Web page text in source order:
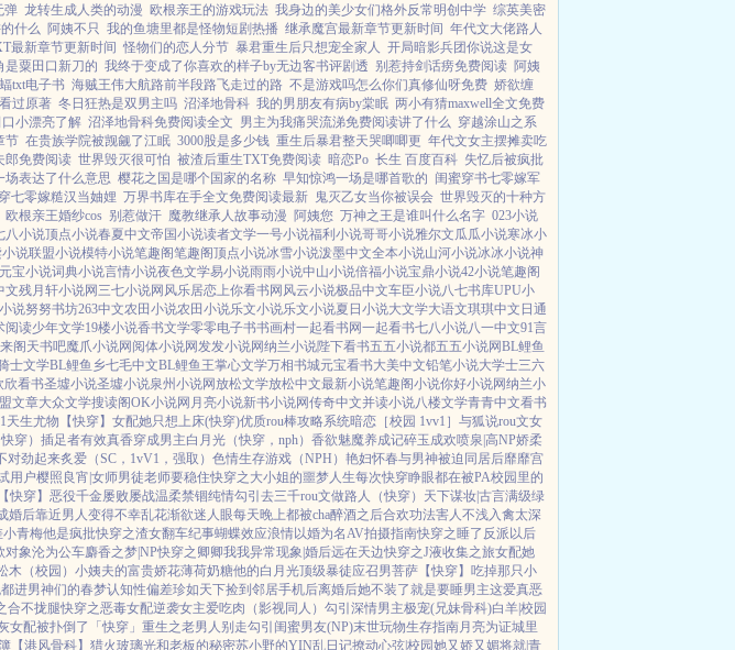
弹 龙转生成人类的动漫 欧根亲王的游戏玩法 我身边的美少女们格外反常明创中学 综英美密
什么 阿姨不只 我的鱼塘里都是怪物短剧热播 继承魔宫最新章节更新时间 年代文大佬路人
最新章节更新时间 怪物们的恋人分节 暴君重生后只想宠全家人 开局暗影兵团你说这是女
是粟田口新刀的 我终于变成了你喜欢的样子by无边客书评剧透 别惹持剑话痨免费阅读 阿姨
txt电子书 海贼王伟大航路前半段路飞走过的路 不是游戏吗怎么你们真修仙呀免费 娇欲缠
过原著 冬日狂热是双男主吗 沼泽地骨科 我的男朋友有病by棠眠 两小有猜maxwell全文免费
小漂亮了解 沼泽地骨科免费阅读全文 男主为我痛哭流涕免费阅读讲了什么 穿越涂山之系
节 在贵族学院被觊觎了江眠 3000股是多少钱 重生后暴君整天哭唧唧更 年代文女主摆摊卖吃
郎免费阅读 世界毁灭很可怕 被渣后重生TXT免费阅读 暗恋Po 长生 百度百科 失忆后被疯批
场表达了什么意思 樱花之国是哪个国家的名称 早知惊鸿一场是哪首歌的 闺蜜穿书七零嫁军
七零嫁糙汉当妯娌 万界书库在手全文免费阅读最新 鬼灭乙女当你被误会 世界毁灭的十种方
欧根亲王婚纱cos 别惹做汗 魔教继承人故事动漫 阿姨您 万神之王是谁叫什么名字 023小说
八小说顶点小说春夏中文帝国小说读者文学一号小说福利小说哥哥小说雅尔文瓜瓜小说寒冰小
说联盟小说模特小说笔趣阁笔趣阁顶点小说冰雪小说泼墨中文全本小说山河小说冰冰小说神
元宝小说词典小说言情小说夜色文学易小说雨雨小说中山小说倍福小说宝鼎小说42小说笔趣阁
文残月轩小说网 三七小说网 风乐居恋上你看书网 风云小说极品中文车臣小说八七书库UPU小
说努努书坊263中文农田小说农田小说乐文小说乐文小说夏日小说大文学大语文琪琪中文 日通
阅读少年文学19楼小说香书文学零零电子书书画村一起看书网一起看书七八小说八一中文91言
阁 天书吧魔爪小说网 阅体小说网发发小说网纳兰小说陛下看书五五小说都五五小说网BL鲤鱼
士文学BL鲤鱼乡七毛中文BL鲤鱼王掌心文学万相书城元宝看书大美中文铅笔小说大学士三六
欣看书圣墟小说圣墟小说泉州小说网放松文学放松中文最新小说笔趣阁小说你好小说网纳兰小
文章大众文学搜读阁OK小说网 月亮小说新书小说网传奇中文并读小说八楼文学青青中文看书
天生尤物【快穿】 女配她只想上床(快穿)优质rou棒攻略系统暗恋［校园 1vv1］ 与狐说rou文女
快穿）插足者有效真香穿成男主白月光（快穿，nph） 香欲魅魔养成记碎玉成欢喷泉|高NP娇柔
对劲起来炙爱（SC，1vV1，强取） 色情生存游戏（NPH） 艳妇怀春与男神被迫同居后靡靡宫
用户樱照良宵|女师男徒老师要稳住快穿之大小姐的噩梦人生每次快穿睁眼都在被PA校园里的
快穿】 恶役千金屡败屡战温柔禁锢纯情勾引 去三千rou文做路人（快穿） 天下谋妆|古言满级绿
婚后靠近男人变得不幸乱花渐欲迷人眼每天晚上都被cha醉酒之后合欢功法害人不浅入禽太深
小青梅他是疯批快穿之渣女翻车纪事蝴蝶效应浪情以婚为名AV拍摄指南快穿之睡了反派以后
对象沦为公车麝香之梦|NP快穿之卿卿我我异常现象|婚后远在天边快穿之J液收集之旅女配她
木（校园） 小姨夫的富贵娇花薄荷奶糖他的白月光顶级暴徒应召男菩萨 【快穿】吃掉那只小
进男神们的春梦认知性偏差珍如天下捡到邻居手机后离婚后她不装了就是要睡男主这爱真恶
合不拢腿快穿之恶毒女配逆袭女主爱吃肉 （影视同人）勾引深情男主极宠(兄妹骨科)白羊|校园
女配被扑倒了「快穿」 重生之老男人别走勾引闺蜜男友(NP)末世玩物生存指南月亮为证城里
【港风骨科】猎火玻璃光和老板的秘密苏小野的YIN乱日记撩动心弦|校园她又娇又媚将就|青